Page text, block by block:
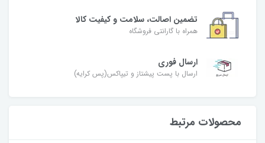
تضمین اصالت، سلامت و کیفیت کالا
همراه با گارانتی فروشگاه
ارسال فوری
ارسال با پست پیشتاز و تیپاکس(پس کرایه)
محصولات مرتبط